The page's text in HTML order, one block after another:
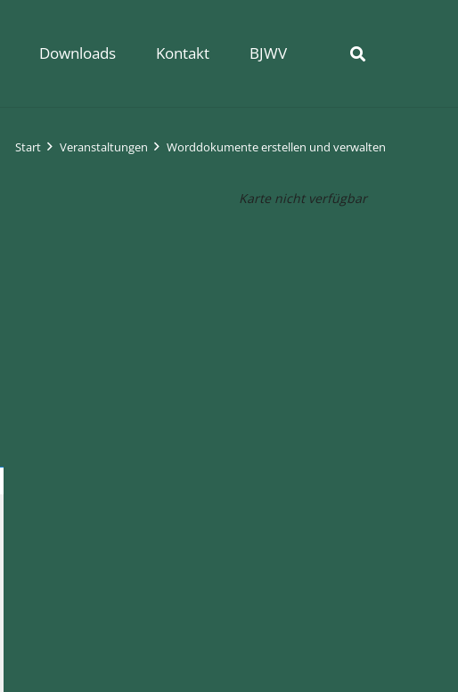
Downloads Kontakt BJWV
Start Veranstaltungen Worddokumente erstellen und verwalten
Karte nicht verfügbar